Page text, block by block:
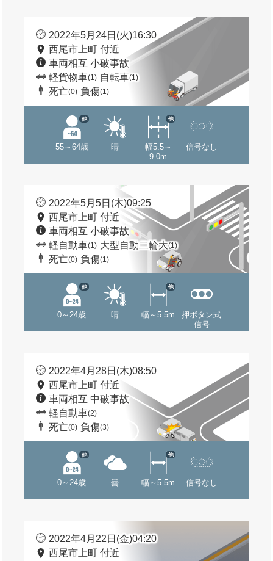
2022年5月24日(火)16:30
西尾市上町 付近
車両相互 小破事故
軽貨物車(1) 自転車(1)
死亡(0) 負傷(1)
55～64歳
他
晴
幅5.5～
9.0m
他
信号なし
2022年5月5日(木)09:25
西尾市上町 付近
車両相互 小破事故
軽自動車(1) 大型自動二輪大(1)
死亡(0) 負傷(1)
0～24歳
他
晴 幅～5.5m
他
押ボタン式
信号
2022年4月28日(木)08:50
西尾市上町 付近
車両相互 中破事故
軽自動車(2)
死亡(0) 負傷(3)
0～24歳
他
曇 幅～5.5m
他
信号なし
2022年4月22日(金)04:20
西尾市上町 付近